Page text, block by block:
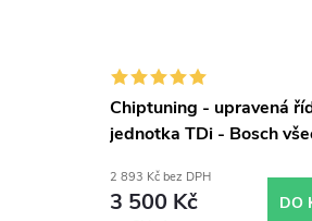
Chiptuning - upravená
jednotka TDi - Bosch
2 893 Kč bez DPH
3 500 Kč DO